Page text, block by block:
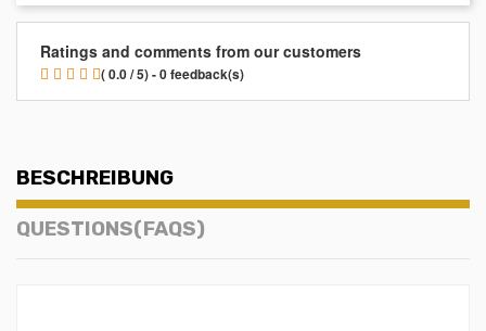
Ratings and comments from our customers
( 0.0 / 5) - 0 feedback(s)
BESCHREIBUNG
QUESTIONS(FAQS)